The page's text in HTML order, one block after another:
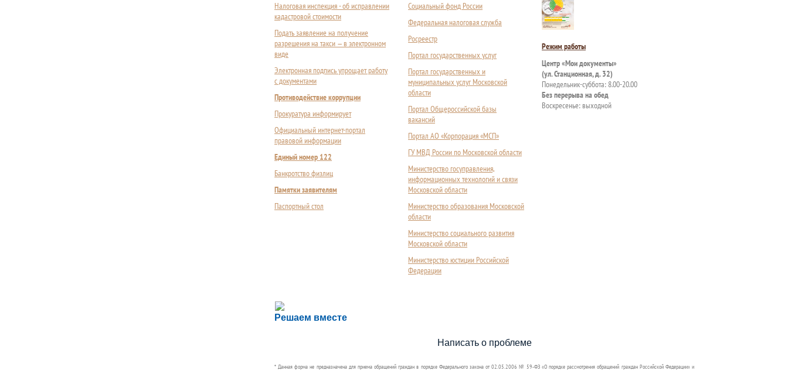
Налоговая инспекция - об исправлении
кадастровой стоимости
Подать заявление на получение
разрешения на такси — в электронном
виде
Электронная подпись упрощает работу
с документами
Противодействие коррупции
Прокуратура информирует
Официальный интернет-портал
правовой информации
Единый номер 122
Банкротство физлиц
Памятки заявителям
Паспортный стол
Социальный фонд России
Федеральная налоговая служба
Росреестр
Портал государственных услуг
Портал государственных и
муниципальных услуг Московской
области
Портал Общероссийской базы
вакансий
Портал АО «Корпорация «МСП»
ГУ МВД России по Московской области
Министерство госуправления,
информационных технологий и связи
Московской области
Министерство образования Московской
области
Министерство социального развития
Московской области
Министерство юстиции Российской
Федерации
Режим работы
Центр «Мои документы»
(ул. Станционная, д. 32)
Понедельник-суббота: 8.00-20.00
Без перерыва на обед
Воскресенье: выходной
Решаем вместе
Сложности с получением социальной выплаты или пособия?
Сообщите об этом
Написать о проблеме
* Данная форма не предназначена для приема обращений граждан в порядке Федерального закона от 02.05.2006 № 59-ФЗ «О порядке рассмотрения обращений граждан Российской Федерации» и